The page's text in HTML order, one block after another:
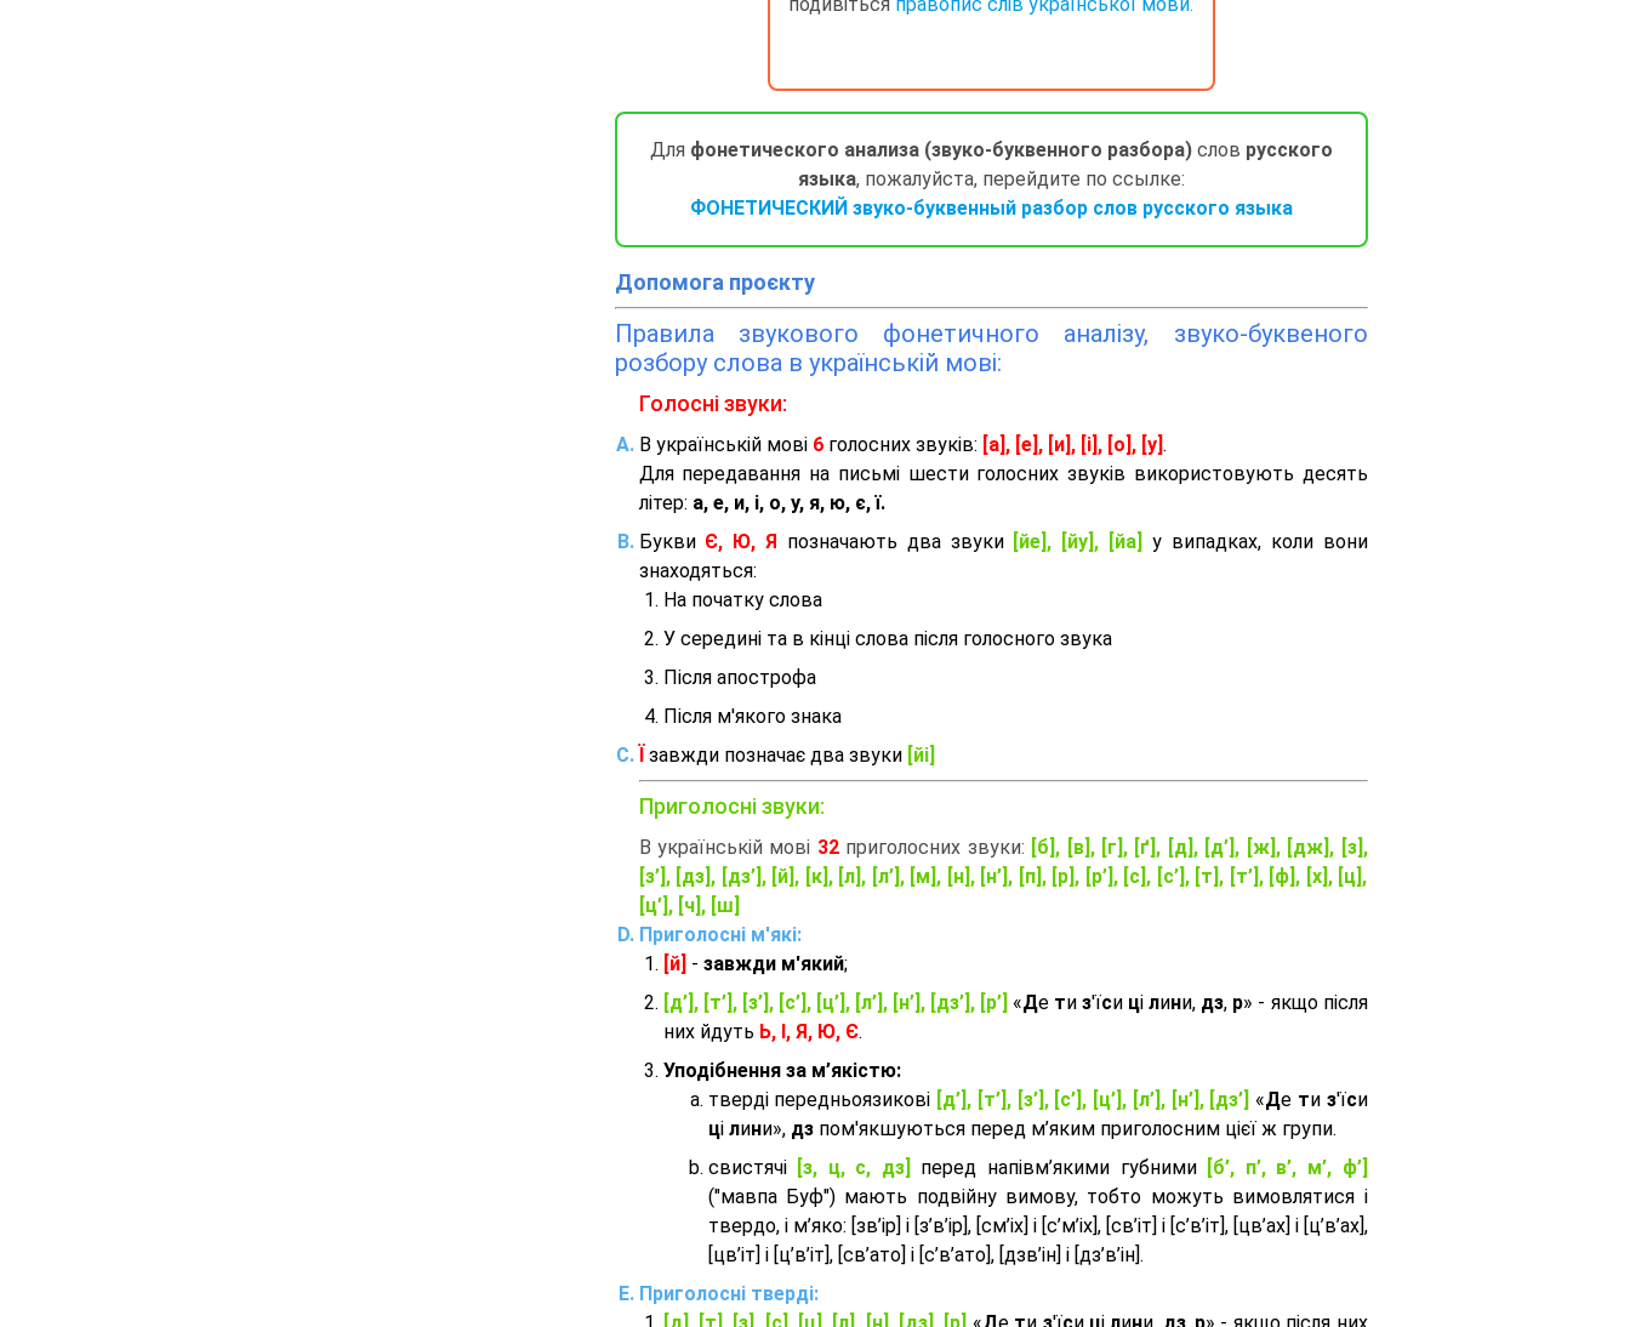
подивіться правопис слів української мови.
Для фонетического анализа (звуко-буквенного разбора)слов русского
языка, пожалуйста, перейдите по ссылке:
ФОНЕТИЧЕСКИЙ звуко-буквенный разбор слов русского языка
Допомога проєкту
Правила звукового фонетичного аналізу, звуко-буквеного
розбору слова в українській мові:
Голосні звуки:
В українській мові 6голосних звуків: [а], [е], [и], [і], [о], [у] .
Для передавання на письмі шести голосних звуків використовують десять
літер: а, е, и, і, о, у, я, ю, є, ї.
Букви Є, Ю, Я позначають два звуки [йе], [йу], [йа]
у випадках, коли вони
знаходяться:
На початку слова
У середині та в кінці слова після голосного звука
Після апострофа
Після м'якого знака
завжди позначає два звуки [йі]
Приголосні звуки:
В українській мові 32приголосних звуки:
[б], [в], [г], [ґ], [д], [д’], [ж], [дж], [з],
[з’], [дз], [дз’], [й], [к], [л], [л’], [м], [н], [н’], [п], [р], [р’], [с], [с’], [т], [т’], [ф], [х], [ц],
[ц’], [ч], [ш]
Приголосні м'які:
[й] - завжди м'який;
[д’], [т’], [з’], [с’], [ц’], [л’], [н’], [дз’], [р’] «Де тиз'їси цілини, дз, р» - якщо після
них йдуть Ь, І, Я, Ю, Є.
Уподібнення за м’якістю:
тверді передньоязикові [д’], [т’], [з’], [с’], [ц’], [л’], [н’], [дз’] «Де ти з'їси
ці лини», дзпом'якшуються перед м’яким приголосним цієї ж групи.
cвистячі
[з, ц, с, дз] перед напівм’якими губними
[б’, п’, в’, м’, ф’]
("мавпа Буф") мають подвійну вимову, тобто можуть вимовлятися і
твердо, і м’яко: [зв’ір] і [з’в’ір], [см’іх] і [с’м’іх], [св’іт] і [с’в’іт], [цв’ах] і [ц’в’ах],
[цв’іт] і [ц’в’іт], [св’ато] і [с’в’ато], [дзв’iн] і [дз’в’iн].
Приголосні тверді: